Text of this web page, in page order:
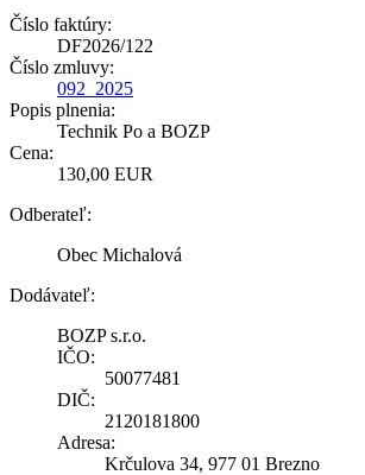
Číslo faktúry:
DF2026/122
Číslo zmluvy:
092_2025
Popis plnenia:
Technik Po a BOZP
Cena:
130,00 EUR
Odberateľ:
Obec Michalová
Dodávateľ:
BOZP s.r.o.
IČO:
50077481
DIČ:
2120181800
Adresa:
Krčulova 34, 977 01 Brezno